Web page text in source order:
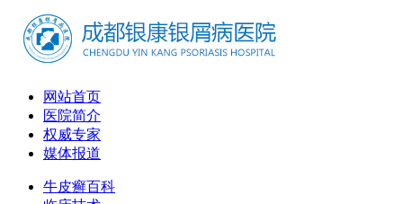
网站首页
医院简介
权威专家
媒体报道
牛皮癣百科